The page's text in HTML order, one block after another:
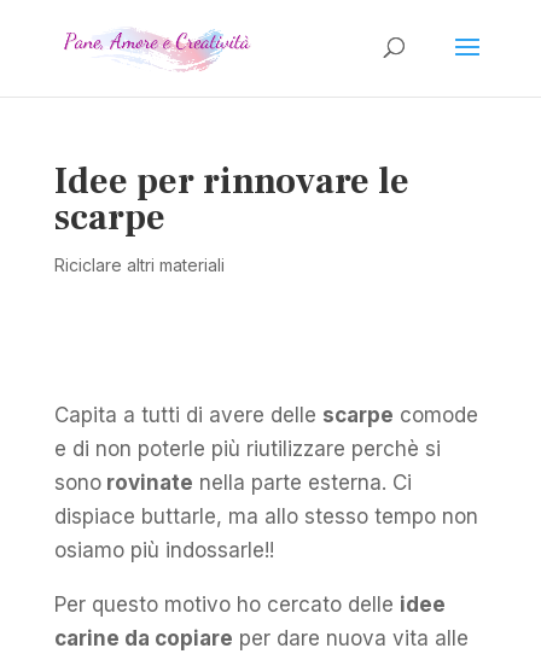
Idee per rinnovare le
scarpe
Riciclare altri materiali
Capita a tutti di avere delle scarpe comode
e di non poterle più riutilizzare perchè si
sonorovinate nella parte esterna. Ci
dispiace buttarle, ma allo stesso tempo non
osiamo più indossarle!!
Per questo motivo ho cercato delle idee
carine da copiare per dare nuova vita alle